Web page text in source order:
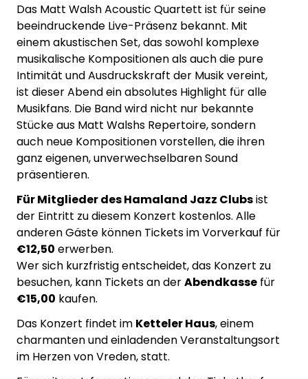
Das Matt Walsh Acoustic Quartett ist für seine
beeindruckende Live-Präsenz bekannt. Mit
einem akustischen Set, das sowohl komplexe
musikalische Kompositionen als auch die pure
Intimität und Ausdruckskraft der Musik vereint,
ist dieser Abend ein absolutes Highlight für alle
Musikfans. Die Band wird nicht nur bekannte
Stücke aus Matt Walshs Repertoire, sondern
auch neue Kompositionen vorstellen, die ihren
ganz eigenen, unverwechselbaren Sound
präsentieren.
Für Mitglieder des Hamaland Jazz Clubsist
der Eintritt zu diesem Konzert kostenlos. Alle
anderen Gäste können Tickets im Vorverkauf für
€12,50 erwerben.
Wer sich kurzfristig entscheidet, das Konzert zu
besuchen, kann Tickets an derAbendkasse für
€15,00 kaufen.
Das Konzert findet im Ketteler Haus, einem
charmanten und einladenden Veranstaltungsort
im Herzen von Vreden, statt.